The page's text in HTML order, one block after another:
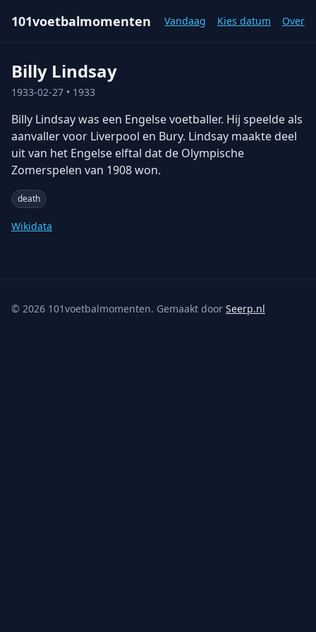
101voetbalmomenten Vandaag Kies datum Over
Billy Lindsay
1933-02-27 • 1933
Billy Lindsay was een Engelse voetballer. Hij speelde als
aanvaller voor Liverpool en Bury. Lindsay maakte deel
uit van het Engelse elftal dat de Olympische
Zomerspelen van 1908 won.
death
Wikidata
© 2026 101voetbalmomenten. Gemaakt door Seerp.nl